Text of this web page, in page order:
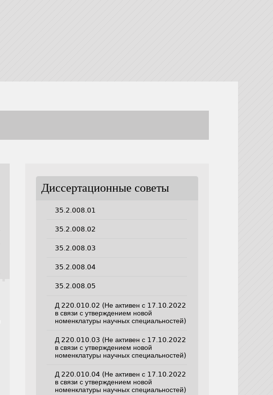
Диссертационные советы
35.2.008.01
35.2.008.02
35.2.008.03
35.2.008.04
35.2.008.05
Д 220.010.02 (Не активен с 17.10.2022
в связи с утверждением новой
номенклатуры научных специальностей)
Д 220.010.03 (Не активен с 17.10.2022
в связи с утверждением новой
номенклатуры научных специальностей)
Д 220.010.04 (Не активен с 17.10.2022
в связи с утверждением новой
номенклатуры научных специальностей)